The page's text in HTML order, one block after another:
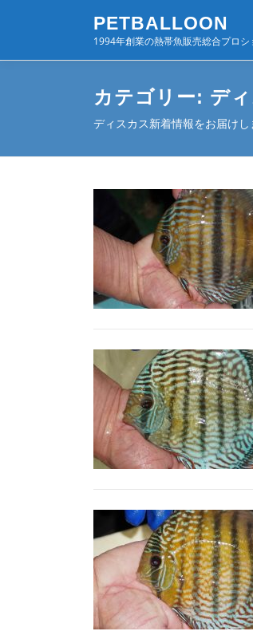
ン
ッ
PETBALLOON
1994年創業の熱帯魚販売総合プロシ
カテゴリー: デ
ディスカス新着情報をお届けし